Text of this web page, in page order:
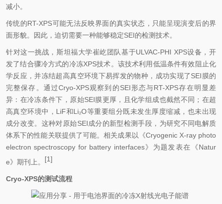
减小。
传统的RT-XPS可能无法反映界面的真实状态，只能呈现演变后的界
面形貌。因此，迫切需要一种能够稳定SEI的检测技术。
针对这一挑战，斯坦福大学崔屹团队基于ULVAC-PHI XPS设备，开
发了结合骤冷方式的冷冻XPS技术。该技术利用低温条件有效阻止化
学反应，并冻结超高真空环境下易挥发的物种，成功实现了SEI膜的
完整保存。通过Cryo-XPS观察到的SEI形态与RT-XPS存在明显差
异：在冷冻条件下，原始SEI膜更厚，且化学组成也截然不同；在超
高真空环境中， LiF和Li₂O等重要组分既未发生厚度缩减，也未出现
成分改变。这种对原始SEI成分的新型检测手段，为研究不同电解质
体系下的性能关联提供了可能。相关成果以《Cryogenic X-ray photo
electron spectroscopy for battery interfaces》为题发表在《Natur
e》期刊上。 [1]
Cryo-XPS的测试流程